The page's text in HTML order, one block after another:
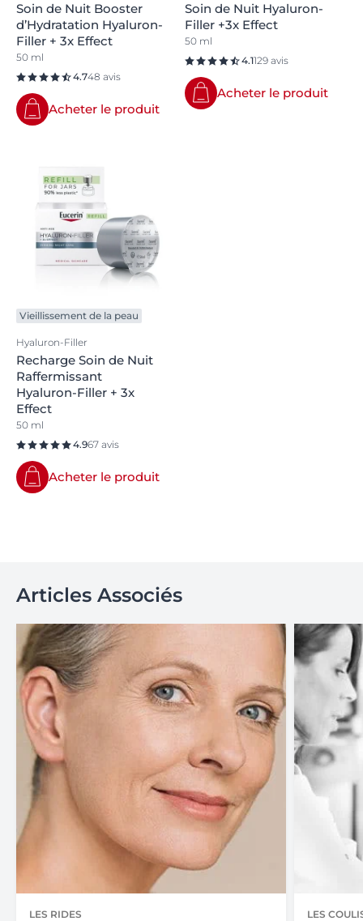
Soin de Nuit Booster
d’Hydratation Hyaluron-
Filler + 3x Effect
50 ml
4.748 avis
Acheter le produit
Soin de Nuit Hyaluron-
Filler +3x Effect
50 ml
4.1129 avis
Acheter le produit
Vieillissement de la peau
Hyaluron-Filler
Recharge Soin de Nuit
Raffermissant
Hyaluron-Filler + 3x
Effect
50 ml
4.967 avis
Acheter le produit
Articles Associés
LES RIDES LES